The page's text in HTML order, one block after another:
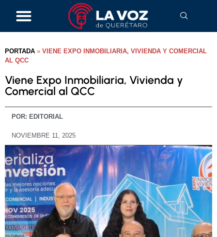
PORTADA » VIENE EXPO INMOBILIARIA, VIVIENDA Y COMERCIAL
AL QCC
Viene Expo Inmobiliaria, Vivienda y
Comercial al QCC
POR: EDITORIAL
NOVIEMBRE 11, 2025